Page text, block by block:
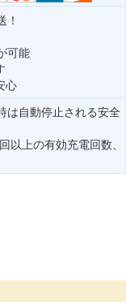
！
可能
心
は自動停止される安全
以上の有効充電回数、